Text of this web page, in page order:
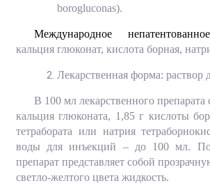
borogluconas).
Международное
кальция глюконат, кислота борная,
Лекарственная форма: раствор
В 100 мл лекарственного препарата
кальция глюконата, 1,85 г кислоты
тетрабората или натрия
воды для инъекций – до 100 мл.
препарат представляет собой
светло-желтого цвета жидкость.